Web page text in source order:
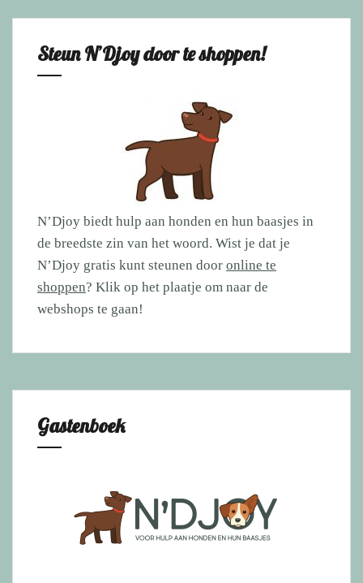
Steun N’Djoy door te shoppen!
N’Djoy biedt hulp aan honden en hun baasjes in
de breedste zin van het woord. Wist je dat je
N’Djoy gratis kunt steunen door online te
shoppen? Klik op het plaatje om naar de
webshops te gaan!
Gastenboek